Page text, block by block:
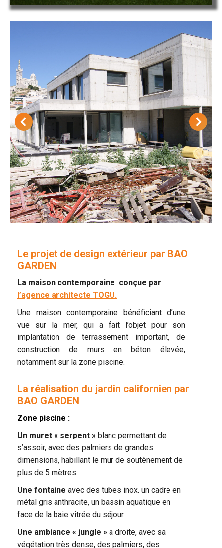
Le projet de design extérieur par BAO
GARDEN
La maison contemporaine conçue par
l’agence architecte TOGU.
Une maison contemporaine bénéficiant d’une
vue sur la mer, qui a fait l’objet pour son
implantation de terrassement important, de
construction de murs en béton élevée,
notamment sur la zone piscine.
La réalisation du jardin californien par
BAO GARDEN
Zone piscine :
Un muret « serpent » blanc permettant de
s’assoir, avec des palmiers de grandes
dimensions, habillant le mur de soutènement de
plus de 5 mètres.
Une fontaine avec des tubes inox, un cadre en
métal gris anthracite, un bassin aquatique en
face de la baie vitrée du séjour.
Une ambiance « jungle » à droite, avec sa
végétation très dense, des palmiers, des